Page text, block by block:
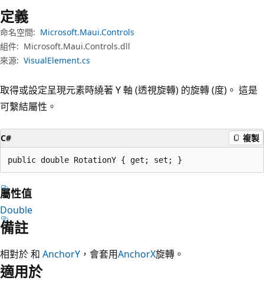
定義
命名空間: Microsoft.Maui.Controls
組件: Microsoft.Maui.Controls.dll
來源: VisualElement.cs
取得或設定呈現元素時繞著 Y 軸 (透視旋轉) 的旋轉 (度)。 這是
可繫結屬性。
C# 複製
public double RotationY { get; set; }
屬性值
Double
備註
相對於 和 AnchorY ，會套用AnchorX旋轉。
適用於